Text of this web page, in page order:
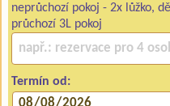
neprůchozí pokoj - 2x lůžko,
průchozí 3L pokoj
Termín od: